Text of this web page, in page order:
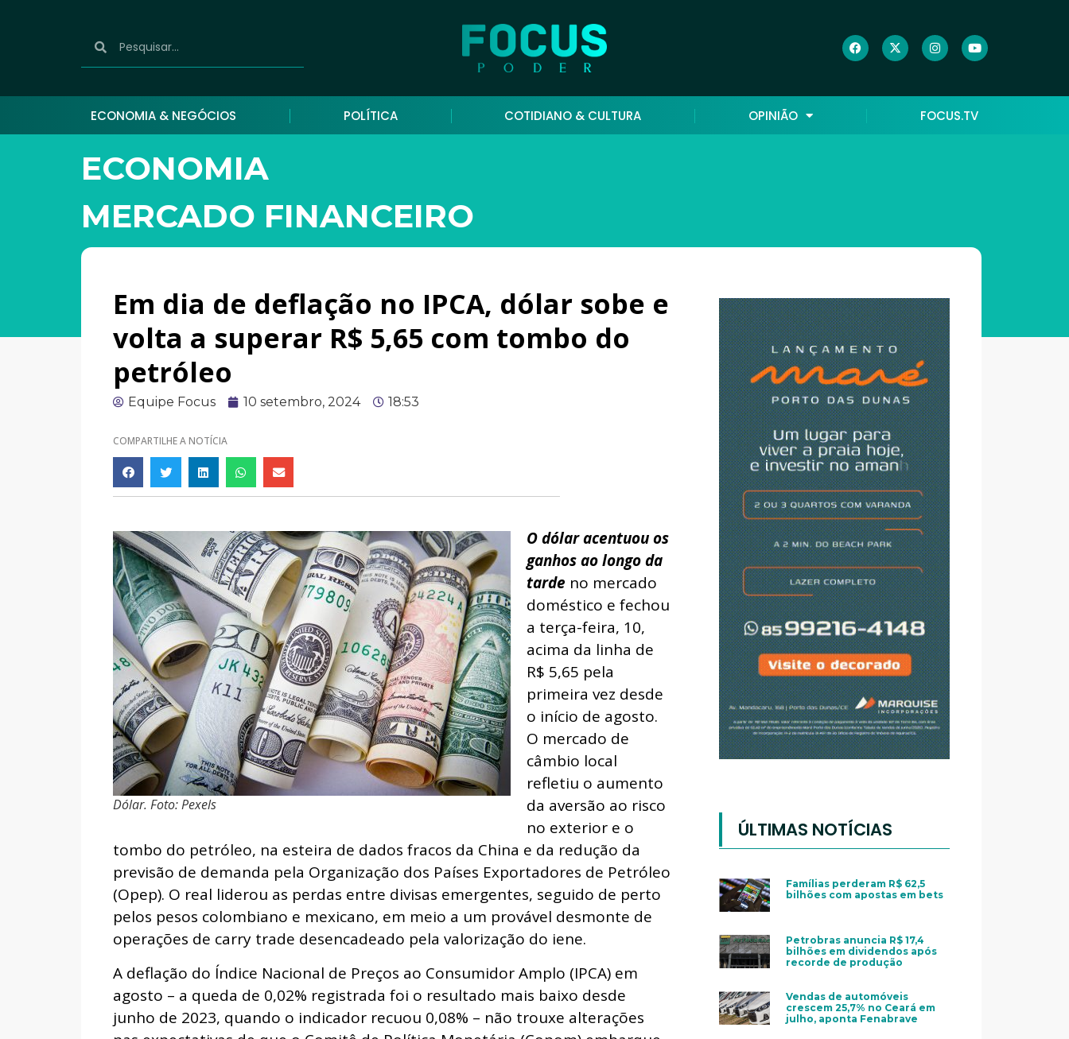
ECONOMIA & NEGÓCIOS POLÍTICA COTIDIANO & CULTURA OPINIÃO FOCUS.TV
ECONOMIA
MERCADO FINANCEIRO
Em dia de deflação no IPCA, dólar sobe e
volta a superar R$ 5,65 com tombo do
petróleo
Equipe Focus 10 setembro, 2024 18:53
COMPARTILHE A NOTÍCIA
Dólar. Foto: Pexels
O dólar acentuou os
ganhos ao longo da
tarde no mercado
doméstico e fechou
a terça-feira, 10,
acima da linha de
R$ 5,65 pela
primeira vez desde
o início de agosto.
O mercado de
câmbio local
refletiu o aumento
da aversão ao risco
no exterior e o
tombo do petróleo, na esteira de dados fracos da China e da redução da
previsão de demanda pela Organização dos Países Exportadores de Petróleo
(Opep). O real liderou as perdas entre divisas emergentes, seguido de perto
pelos pesos colombiano e mexicano, em meio a um provável desmonte de
operações de carry trade desencadeado pela valorização do iene.
A deflação do Índice Nacional de Preços ao Consumidor Amplo (IPCA) em
agosto – a queda de 0,02% registrada foi o resultado mais baixo desde
junho de 2023, quando o indicador recuou 0,08% – não trouxe alterações
ÚLTIMAS NOTÍCIAS
Famílias perderam R$ 62,5
bilhões com apostas em bets
Petrobras anuncia R$ 17,4
bilhões em dividendos após
recorde de produção
Vendas de automóveis
crescem 25,7% no Ceará em
julho, aponta Fenabrave